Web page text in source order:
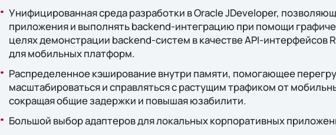
Унифицированная среда разработки в Oracle JDeveloper,
приложения и выполнять backend-интеграцию при помощи
целях демонстрации backend-систем в качестве API-интерфейсов
для мобильных платформ.
Распределенное кэширование внутри памяти, помогающее
масштабироваться и справляться с растущим трафиком от
сокращая общие задержки и повышая юзабилити.
Большой выбор адаптеров для локальных корпоративных